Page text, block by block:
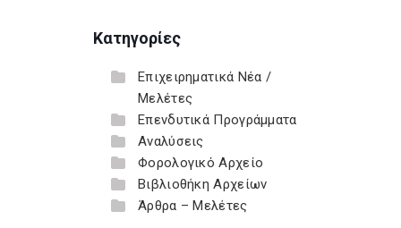
Κατηγορίες
Επιχειρηματικά Νέα /
Μελέτες
Επενδυτικά Προγράμματα
Αναλύσεις
Φορολογικό Αρχείο
Βιβλιοθήκη Αρχείων
Άρθρα – Μελέτες